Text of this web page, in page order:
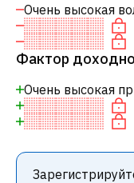
Очень высокая
Фактор
Очень высокая